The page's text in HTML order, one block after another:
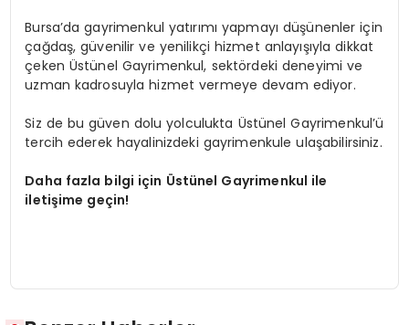
Bursa’da gayrimenkul yatırımı yapmayı düşünenler için
çağdaş, güvenilir ve yenilikçi hizmet anlayışıyla dikkat
çeken Üstünel Gayrimenkul, sektördeki deneyimi ve
uzman kadrosuyla hizmet vermeye devam ediyor.
Siz de bu güven dolu yolculukta Üstünel Gayrimenkul’ü
tercih ederek hayalinizdeki gayrimenkule ulaşabilirsiniz.
Daha fazla bilgi için Üstünel Gayrimenkul ile
iletişime geçin!